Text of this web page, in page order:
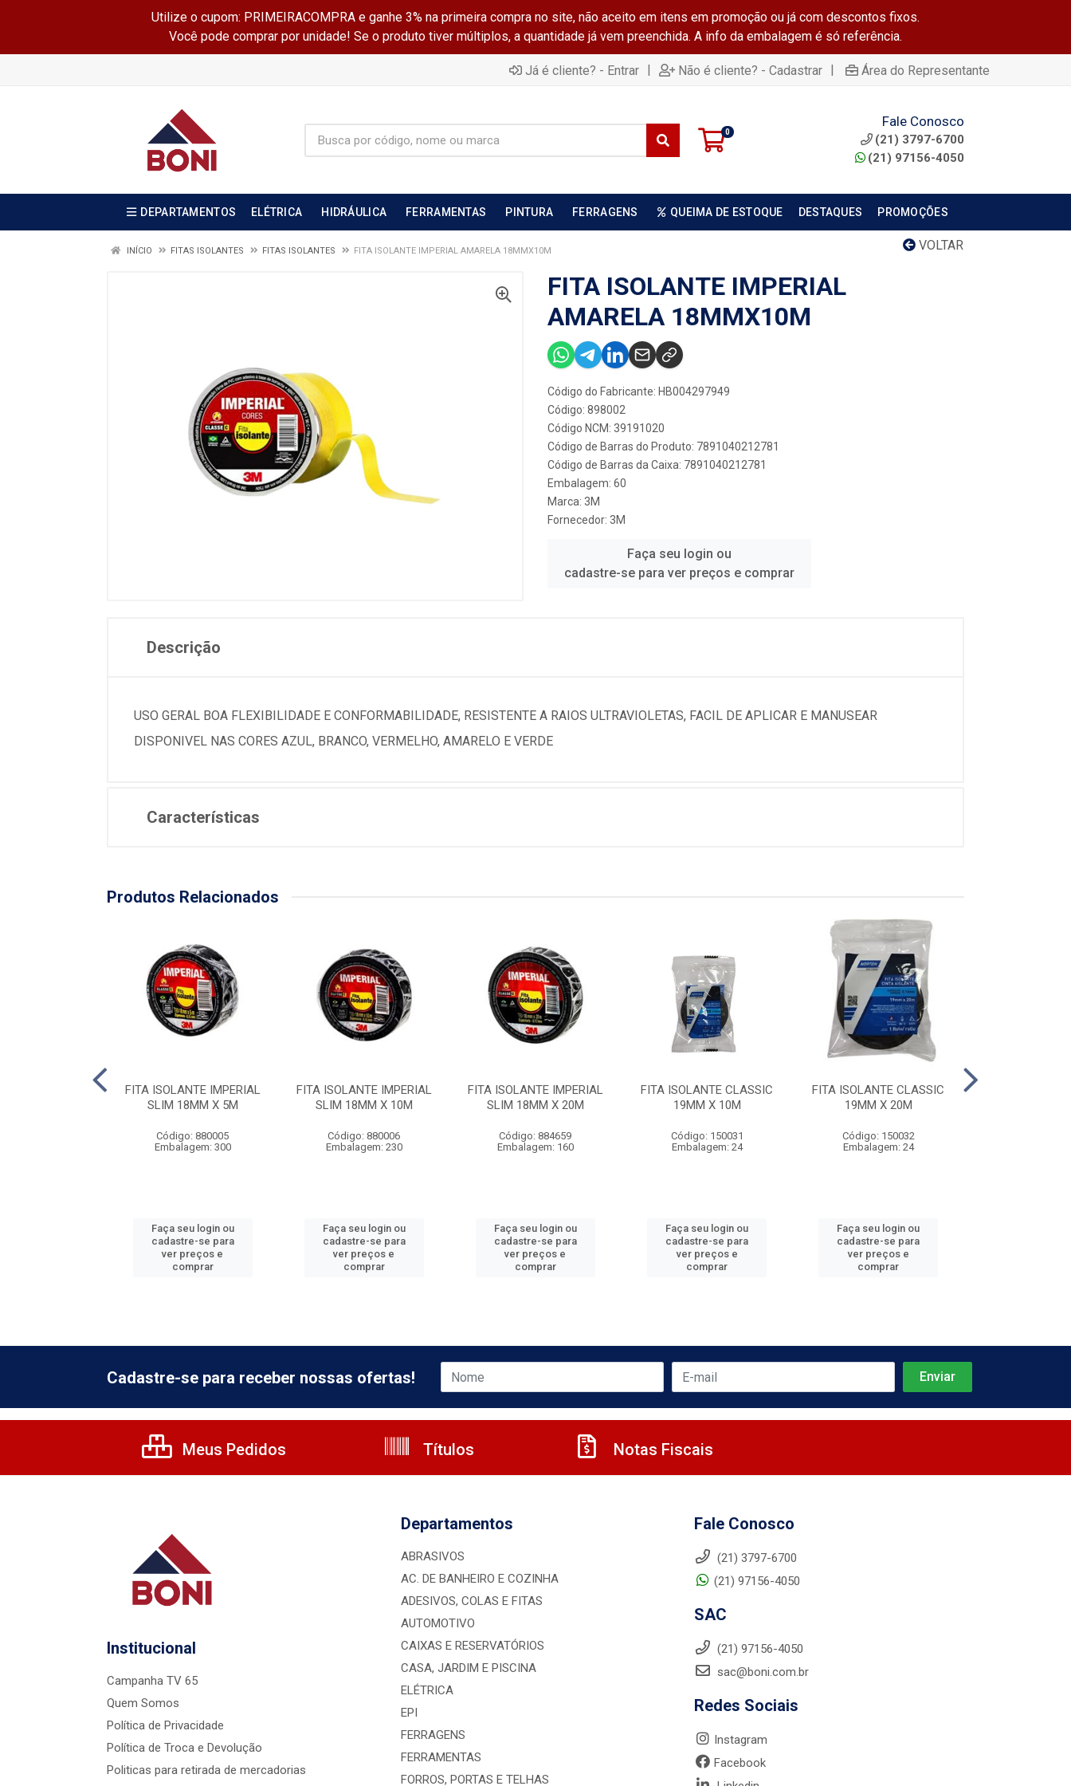
Utilize o cupom: PRIMEIRACOMPRA e ganhe 3% na primeira compra no site, não aceito em itens em promoção ou já com descontos fixos.
Você pode comprar por unidade! Se o produto tiver múltiplos, a quantidade já vem preenchida. A info da embalagem é só referência.
Já é cliente? - Entrar | Não é cliente? - Cadastrar | Área do Representante
0
Fale Conosco
(21) 3797-6700
(21) 97156-4050
DEPARTAMENTOS ELÉTRICA HIDRÁULICA FERRAMENTAS PINTURA FERRAGENS QUEIMA DE ESTOQUE DESTAQUES PROMOÇÕES
VOLTAR
INÍCIO FITAS ISOLANTES FITAS ISOLANTES FITA ISOLANTE IMPERIAL AMARELA 18MMX10M
FITA ISOLANTE IMPERIAL
AMARELA 18MMX10M
Código do Fabricante: HB004297949
Código: 898002
Código NCM: 39191020
Código de Barras do Produto: 7891040212781
Código de Barras da Caixa: 7891040212781
Embalagem: 60
Marca: 3M
Fornecedor: 3M
Faça seu login ou
cadastre-se para ver preços e comprar
Descrição
USO GERAL BOA FLEXIBILIDADE E CONFORMABILIDADE, RESISTENTE A RAIOS ULTRAVIOLETAS, FACIL DE APLICAR E MANUSEAR
DISPONIVEL NAS CORES AZUL, BRANCO, VERMELHO, AMARELO E VERDE
Características
Produtos Relacionados
FITA ISOLANTE IMPERIAL
SLIM 18MM X 5M
Código: 880005
Embalagem: 300
Faça seu login ou
cadastre-se para
ver preços e
comprar
FITA ISOLANTE IMPERIAL
SLIM 18MM X 10M
Código: 880006
Embalagem: 230
Faça seu login ou
cadastre-se para
ver preços e
comprar
FITA ISOLANTE IMPERIAL
SLIM 18MM X 20M
Código: 884659
Embalagem: 160
Faça seu login ou
cadastre-se para
ver preços e
comprar
FITA ISOLANTE CLASSIC
19MM X 10M
Código: 150031
Embalagem: 24
Faça seu login ou
cadastre-se para
ver preços e
comprar
FITA ISOLANTE CLASSIC
19MM X 20M
Código: 150032
Embalagem: 24
Faça seu login ou
cadastre-se para
ver preços e
comprar
Cadastre-se para receber nossas ofertas!
Meus Pedidos Títulos Notas Fiscais
Institucional
Campanha TV 65
Quem Somos
Política de Privacidade
Política de Troca e Devolução
Politicas para retirada de mercadorias
Departamentos
ABRASIVOS
AC. DE BANHEIRO E COZINHA
ADESIVOS, COLAS E FITAS
AUTOMOTIVO
CAIXAS E RESERVATÓRIOS
CASA, JARDIM E PISCINA
ELÉTRICA
EPI
FERRAGENS
FERRAMENTAS
FORROS, PORTAS E TELHAS
Fale Conosco
(21) 3797-6700
(21) 97156-4050
SAC
(21) 97156-4050
sac@boni.com.br
Redes Sociais
Instagram
Facebook